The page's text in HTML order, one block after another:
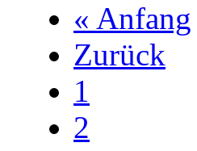
« Anfang
Zurück
1
2